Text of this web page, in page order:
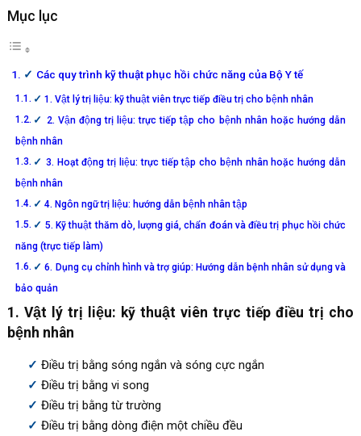
Mục lục
Các quy trình kỹ thuật phục hồi chức năng của Bộ Y tế
1. Vật lý trị liệu: kỹ thuật viên trực tiếp điều trị cho bệnh nhân
2. Vận động trị liệu: trực tiếp tập cho bệnh nhân hoặc hướng dẫn
bệnh nhân
3. Hoạt động trị liệu: trực tiếp tập cho bệnh nhân hoặc hướng dẫn
bệnh nhân
4. Ngôn ngữ trị liệu: hướng dẫn bệnh nhân tập
5. Kỹ thuật thăm dò, lượng giá, chẩn đoán và điều trị phục hồi chức
năng (trực tiếp làm)
6. Dụng cụ chỉnh hình và trợ giúp: Hướng dẫn bệnh nhân sử dụng và
bảo quản
1. Vật lý trị liệu: kỹ thuật viên trực tiếp điều trị cho
bệnh nhân
Điều trị bằng sóng ngắn và sóng cực ngắn
Điều trị bằng vi song
Điều trị bằng từ trường
Điều trị bằng dòng điện một chiều đều